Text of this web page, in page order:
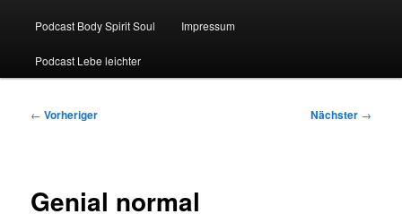
Podcast Body Spirit Soul Impressum
Podcast Lebe leichter
Beitragsnavigation
← Vorheriger Nächster →
Genial normal